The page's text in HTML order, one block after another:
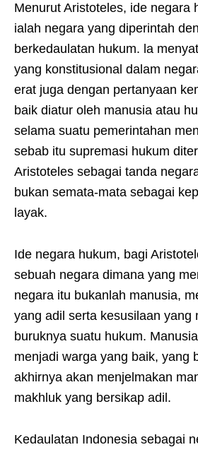
Menurut Aristoteles, ide negara
ialah negara yang diperintah
berkedaulatan hukum. la
yang konstitusional dalam
erat juga dengan pertanyaan
baik diatur oleh manusia atau
selama suatu pemerintahan
sebab itu supremasi hukum
Aristoteles sebagai tanda
bukan semata-mata sebagai
layak.
Ide negara hukum, bagi
sebuah negara dimana yang
negara itu bukanlah manusia,
yang adil serta kesusilaan yang
buruknya suatu hukum.
menjadi warga yang baik, yang
akhirnya akan menjelmakan
makhluk yang bersikap adil.
Kedaulatan Indonesia sebagai